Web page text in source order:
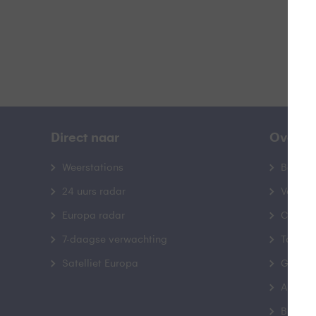
Direct naar
Weerstations
24 uurs radar
Europa radar
7-daagse verwachting
Satelliet Europa
Over
Contact